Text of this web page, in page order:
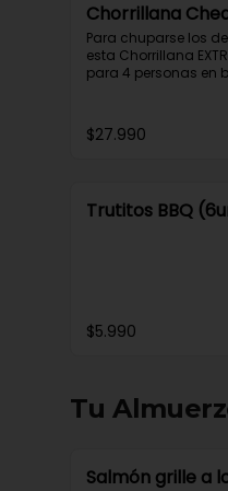
Chorrillana
Para chuparse los
esta Chorrillana
para 4 personas en
cebolla, bañado en
exquisita salsa
$27.990
Trutitos BBQ
$5.990
Tu
Salmón grille a